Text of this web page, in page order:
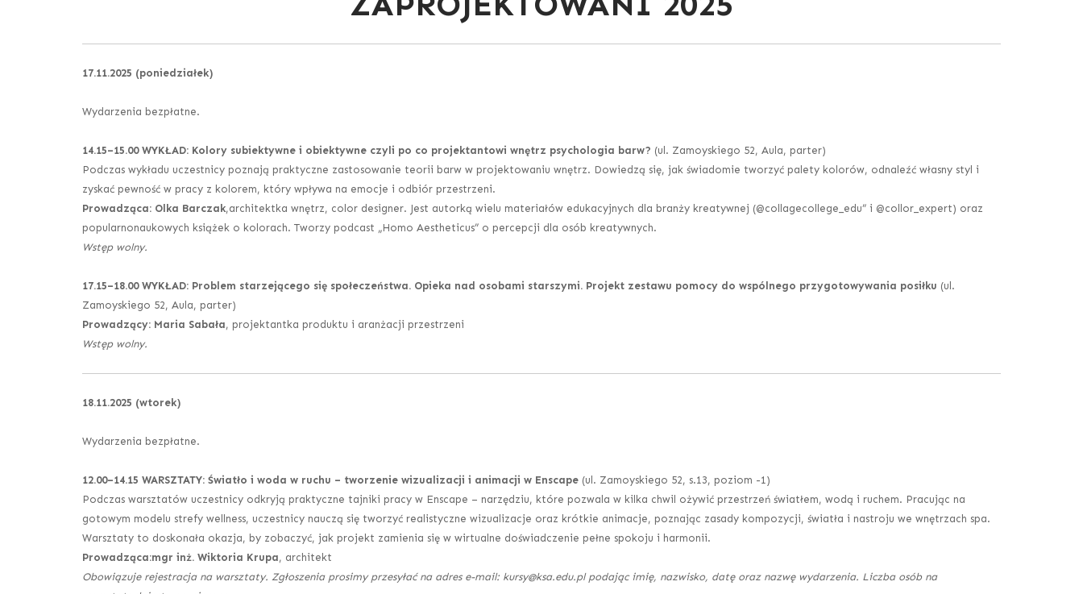
17.11.2025 (poniedziałek)
Wydarzenia bezpłatne.
14.15–15.00 WYKŁAD: Kolory subiektywne i obiektywne czyli po co projektantowi wnętrz psychologia barw? (ul. Zamoyskiego 52, Aula, parter)
Podczas wykładu uczestnicy poznają praktyczne zastosowanie teorii barw w projektowaniu wnętrz. Dowiedzą się, jak świadomie tworzyć palety kolorów, odnaleźć własny styl i
zyskać pewność w pracy z kolorem, który wpływa na emocje i odbiór przestrzeni.
Prowadząca: Olka Barczak,architektka wnętrz, color designer. Jest autorką wielu materiałów edukacyjnych dla branży kreatywnej (@collagecollege_edu” i @collor_expert) oraz
popularnonaukowych książek o kolorach. Tworzy podcast „Homo Aestheticus” o percepcji dla osób kreatywnych.
Wstęp wolny.
17.15–18.00 WYKŁAD: Problem starzejącego się społeczeństwa. Opieka nad osobami starszymi. Projekt zestawu pomocy do wspólnego przygotowywania posiłku (ul.
Zamoyskiego 52, Aula, parter)
Prowadzący: Maria Sabała, projektantka produktu i aranżacji przestrzeni
Wstęp wolny.
18.11.2025 (wtorek)
Wydarzenia bezpłatne.
12.00–14.15 WARSZTATY: Światło i woda w ruchu – tworzenie wizualizacji i animacji w Enscape (ul. Zamoyskiego 52, s.13, poziom -1)
Podczas warsztatów uczestnicy odkryją praktyczne tajniki pracy w Enscape – narzędziu, które pozwala w kilka chwil ożywić przestrzeń światłem, wodą i ruchem. Pracując na
gotowym modelu strefy wellness, uczestnicy nauczą się tworzyć realistyczne wizualizacje oraz krótkie animacje, poznając zasady kompozycji, światła i nastroju we wnętrzach spa.
Warsztaty to doskonała okazja, by zobaczyć, jak projekt zamienia się w wirtualne doświadczenie pełne spokoju i harmonii.
Prowadząca:mgr inż. Wiktoria Krupa, architekt
Obowiązuje rejestracja na warsztaty. Zgłoszenia prosimy przesyłać na adres e-mail: kursy@ksa.edu.pl podając imię, nazwisko, datę oraz nazwę wydarzenia. Liczba osób na